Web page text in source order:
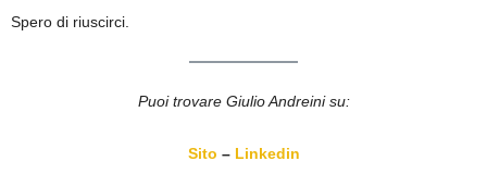
Spero di riuscirci.
Puoi trovare Giulio Andreini su:
Sito – Linkedin